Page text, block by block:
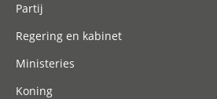
Partij
Regering en kabinet
Ministeries
Koning